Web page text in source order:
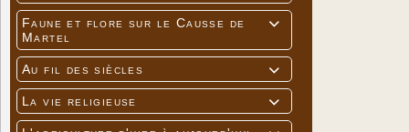

Faune et flore sur le Causse de
Martel

Au fil des siècles

La vie religieuse